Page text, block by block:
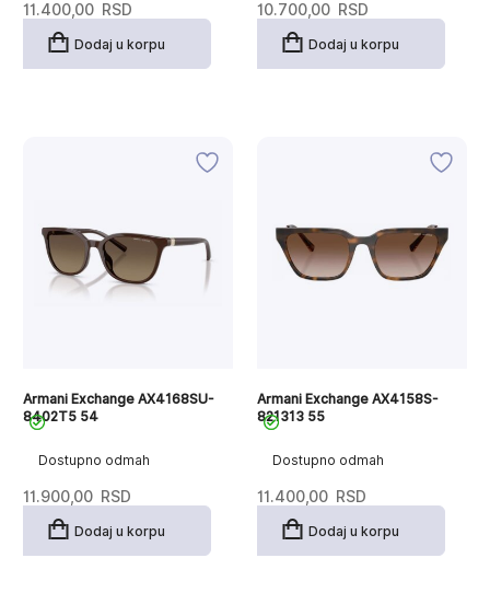
11.400,00 RSD
Dodaj u korpu
10.700,00 RSD
Dodaj u korpu
Dostupno odmah
Armani Exchange AX4168SU-
8402T5 54
11.900,00 RSD
Dodaj u korpu
Dostupno odmah
Armani Exchange AX4158S-
821313 55
11.400,00 RSD
Dodaj u korpu